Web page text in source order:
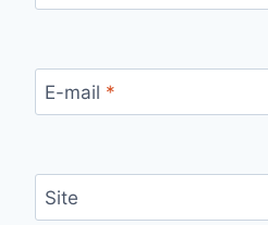
E-mail *
Site